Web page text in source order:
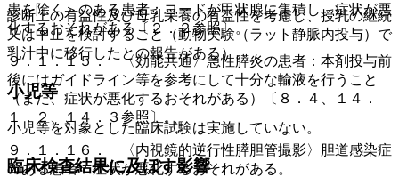
診断上の有益性及び母乳栄養の有益性を考慮し、授乳の継続
又は中止を検討すること（動物実験（ラット静脈内投与）で
乳汁中に移行したとの報告がある）。
小児等
小児等を対象とした臨床試験は実施していない。
臨床検査結果に及ぼす影響
患を除く＞のある患者：ヨードが甲状腺に集積し、症状が悪
化するおそれがある〔２．２参照〕。
９．１．１５． 〈効能共通〉急性膵炎の患者：本剤投与前
後にはガイドライン等を参考にして十分な輸液を行うこと
（また、症状が悪化するおそれがある）〔８．４、１４．
１．２、１４．３参照〕。
９．１．１６． 〈内視鏡的逆行性膵胆管撮影〉胆道感染症
のある患者：症状が悪化するおそれがある。